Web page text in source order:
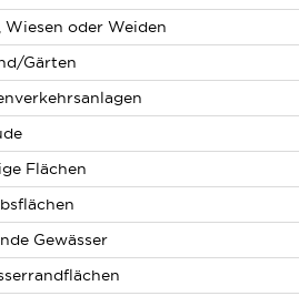
Wiesen oder Weiden
Gärten
Flächen
Gewässer